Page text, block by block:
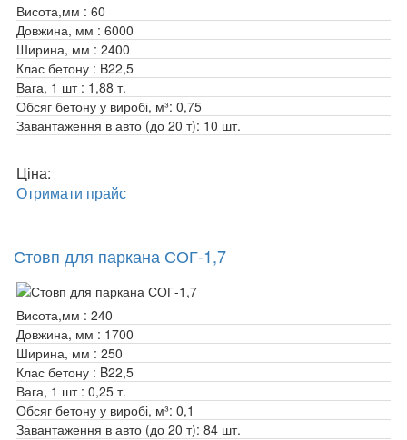
Висота,мм : 60
Довжина, мм : 6000
Ширина, мм : 2400
Клас бетону : B22,5
Вага, 1 шт : 1,88 т.
Обсяг бетону у виробі, м³: 0,75
Завантаження в авто (до 20 т): 10 шт.
Ціна:
Отримати прайс
Стовп для паркана СОГ-1,7
Висота,мм : 240
Довжина, мм : 1700
Ширина, мм : 250
Клас бетону : B22,5
Вага, 1 шт : 0,25 т.
Обсяг бетону у виробі, м³: 0,1
Завантаження в авто (до 20 т): 84 шт.